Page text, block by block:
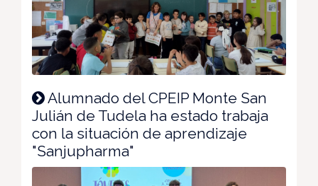
Alumnado del CPEIP Monte San
Julián de Tudela ha estado trabaja
con la situación de aprendizaje
"Sanjupharma"